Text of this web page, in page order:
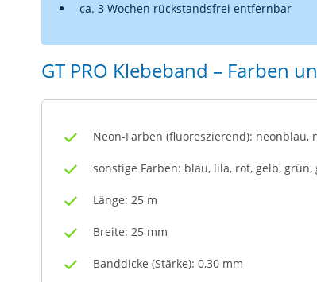
ca. 3 Wochen rückstandsfrei entfernbar
GT PRO Klebeband – Farben
Neon-Farben (fluoreszierend):
sonstige Farben: blau, lila, rot, gelb, grün,
Länge: 25 m
Breite: 25 mm
Banddicke (Stärke): 0,30 mm